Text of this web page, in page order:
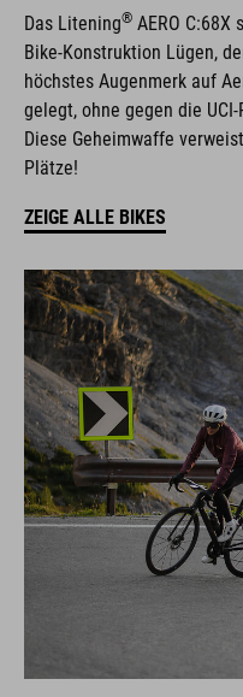
Das Litening® AERO
Bike-Konstruktion Lügen,
höchstes Augenmerk auf
gelegt, ohne gegen die
Diese Geheimwaffe
Plätze!
ZEIGE ALLE BIKES